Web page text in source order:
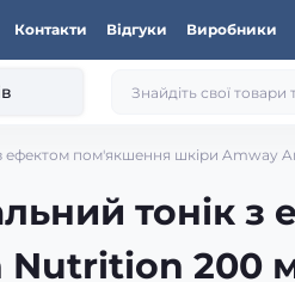
Контакти Відгуки Виробники
ефектом пом'якшення шкіри Amway
тонік
Nutrition 200